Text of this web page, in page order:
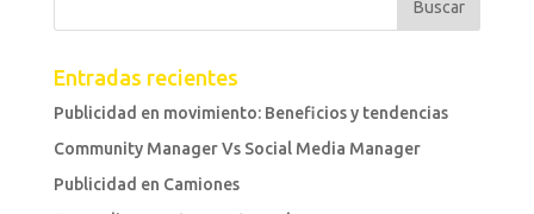
Entradas recientes
Publicidad en movimiento: Beneficios y tendencias
Community Manager Vs Social Media Manager
Publicidad en Camiones